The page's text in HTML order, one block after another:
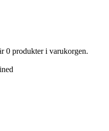
0 produkter i varukorgen.